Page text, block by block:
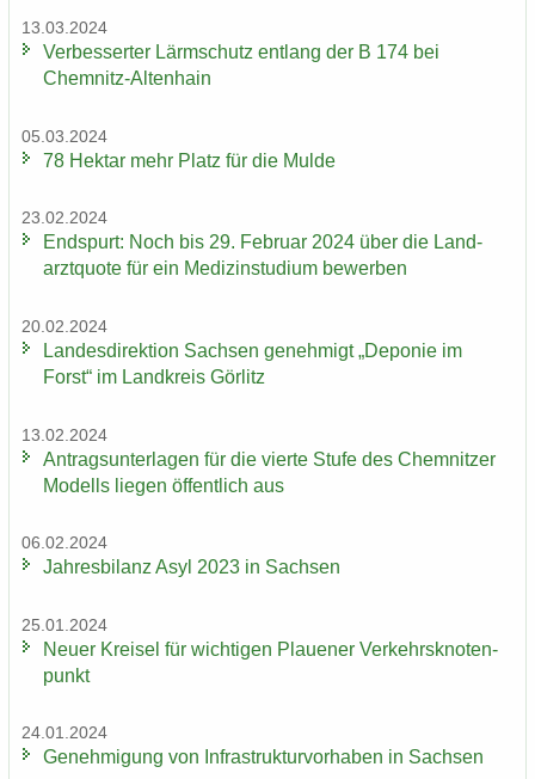
13.03.2024
Ver­bes­ser­ter Lärm­schutz ent­lang der B 174 bei
Chemnitz-​Altenhain
05.03.2024
78 Hekt­ar mehr Platz für die Mulde
23.02.2024
End­spurt: Noch bis 29. Fe­bru­ar 2024 über die Land­
arzt­quo­te für ein Me­di­zin­stu­di­um be­wer­ben
20.02.2024
Lan­des­di­rek­ti­on Sach­sen ge­neh­migt „De­po­nie im
Forst“ im Land­kreis Gör­litz
13.02.2024
An­trags­un­ter­la­gen für die vier­te Stufe des Chem­nit­zer
Mo­dells lie­gen öf­fent­lich aus
06.02.2024
Jah­res­bi­lanz Asyl 2023 in Sach­sen
25.01.2024
Neuer Krei­sel für wich­ti­gen Plaue­ner Ver­kehrs­kno­ten­
punkt
24.01.2024
Ge­neh­mi­gung von In­fra­struk­tur­vor­ha­ben in Sach­sen